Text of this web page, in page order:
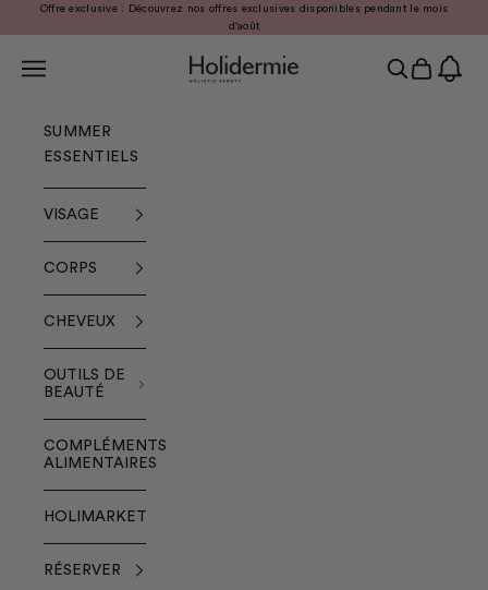
Passer au contenu
Précédent
Offre exclusive : Découvrez nos offres exclusives disponibles pendant le mois
d'août
Holidermie
Menu Recherche
Panier
SUMMER
ESSENTIELS
VISAGE
CORPS
CHEVEUX
OUTILS DE
BEAUTÉ
COMPLÉMENTS
ALIMENTAIRES
HOLIMARKET
RÉSERVER